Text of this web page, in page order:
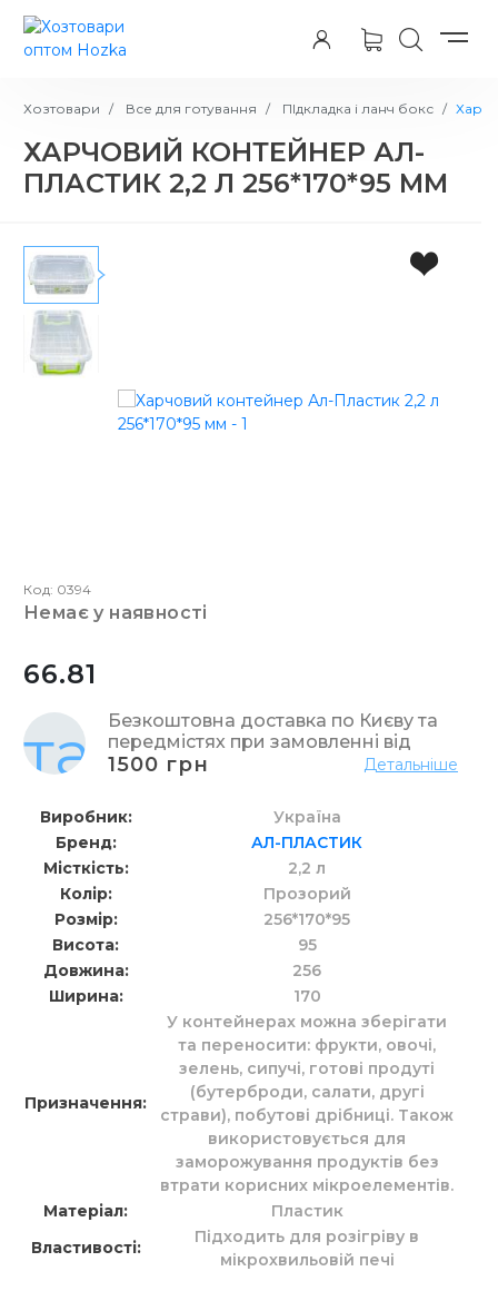
Хозтовари Все для готування ПІдкладка і ланч бокс
ХАРЧОВИЙ КОНТЕЙНЕР АЛ-
ПЛАСТИК 2,2 Л 256*170*95 ММ
Код: 0394
немає у наявності
66.81
Безкоштовна доставка по Києву та
передмістях при замовленні від
1500 грн Детальніше
Виробник
Україна
Бренд
АЛ-ПЛАСТИК
Місткість
2,2 л
Колір
Прозорий
Розмір
256*170*95
Висота
95
Довжина
256
Ширина
170
Призначення
У контейнерах можна зберігати
та переносити: фрукти, овочі,
зелень, сипучі, готові продуті
(бутерброди, салати, другі
страви), побутові дрібниці. Також
використовується для
заморожування продуктів без
втрати корисних мікроелементів.
Матеріал
Пластик
Властивості
Підходить для розігріву в
мікрохвильовій печі